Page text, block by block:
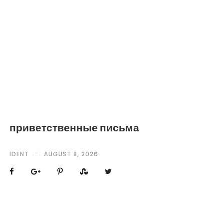
приветственные письма
IDENT AUGUST 8, 2026